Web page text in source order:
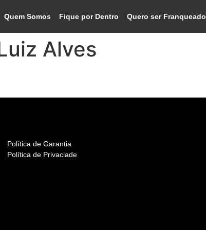
Quem Somos Fique por Dentro Quero ser Franqueado
Alves
Política de Garantia
Política de Privaciade